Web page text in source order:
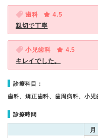
歯科
4.5
親切で丁寧
小児歯科
4.5
キレイでした。
診療科目：
歯科、矯正歯科、歯周病科、小
診療時間
月